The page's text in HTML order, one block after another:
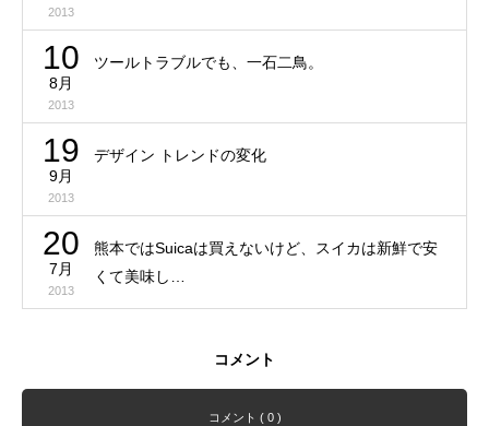
2013
10
8月
2013
ツールトラブルでも、一石二鳥。
19
9月
2013
デザイン トレンドの変化
20
7月
2013
熊本ではSuicaは買えないけど、スイカは新鮮で安
くて美味し…
コメント
コメント ( 0 )